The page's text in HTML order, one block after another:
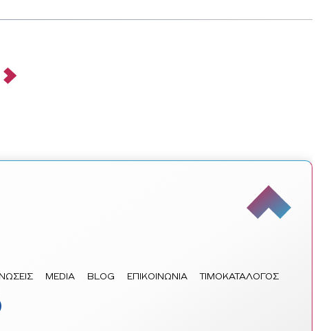
MEDIA BLOG ΕΠΙΚΟΙΝΩΝΙΑ ΤΙΜΟΚΑΤΑΛΟΓΟΣ